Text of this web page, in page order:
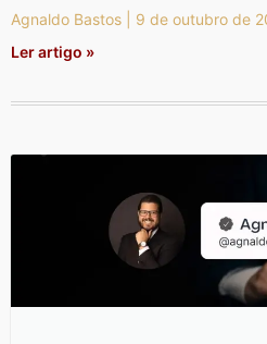
Agnaldo Bastos
9 de outubro de
Ler artigo »